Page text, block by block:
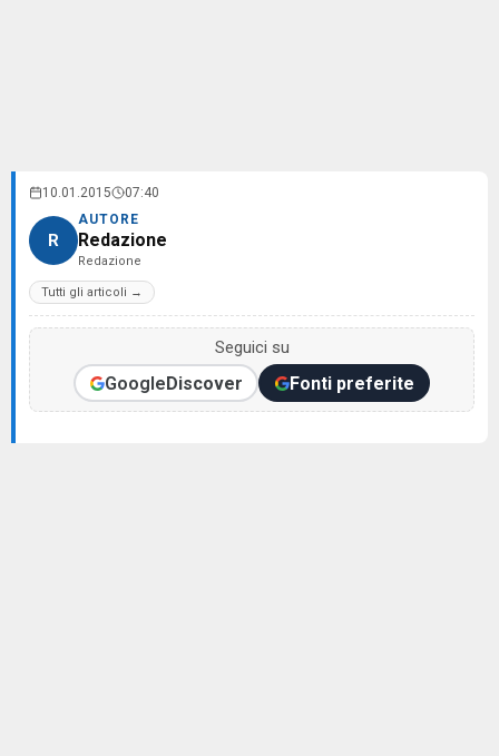
10.01.2015 07:40
R
AUTORE
Redazione
Redazione
Tutti gli articoli →
Seguici su
GoogleDiscover Fonti preferite